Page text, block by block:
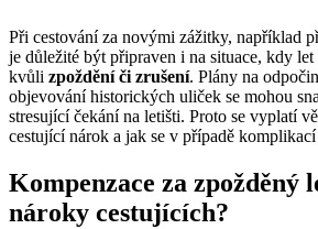
Při cestování za novými zážitky, například
je důležité být připraven i na situace, kdy
kvůli zpoždění či zrušení. Plány na
objevování historických uliček se mohou
stresující čekání na letišti. Proto se vyplatí
cestující nárok a jak se v případě
Kompenzace za zpožděný
nároky cestujících?